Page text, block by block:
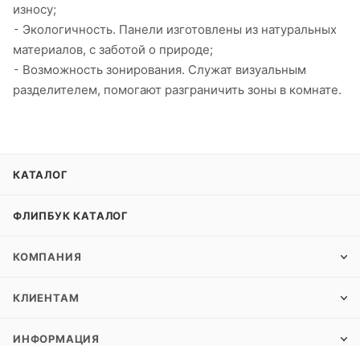
износу;
⁃ Экологичность. Панели изготовлены из натуральных
материалов, с заботой о природе;
⁃ Возможность зонирования. Служат визуальным
разделителем, помогают разграничить зоны в комнате.
КАТАЛОГ
ФЛИПБУК КАТАЛОГ
КОМПАНИЯ
КЛИЕНТАМ
ИНФОРМАЦИЯ